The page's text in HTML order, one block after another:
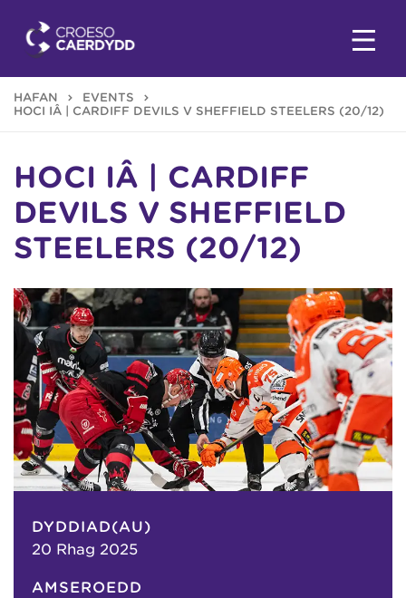
HAFAN
EVENTS
HOCI IÂ | CARDIFF DEVILS V SHEFFIELD STEELERS (20/12)
HOCI IÂ | CARDIFF
DEVILS V SHEFFIELD
STEELERS (20/12)
DYDDIAD(AU)
20 Rhag 2025
AMSEROEDD